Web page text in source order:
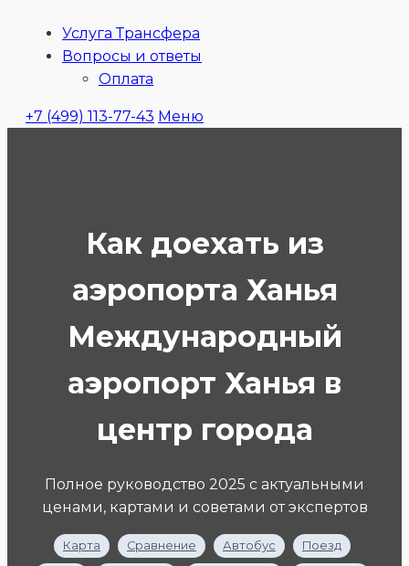
Ubitaxi
Услуга Трансфера
Вопросы и ответы
Оплата
+7 (499) 113-77-43 Меню
Как доехать из
аэропорта Ханья
Международный
аэропорт Ханья в
центр города
Полное руководство 2025 с актуальными
ценами, картами и советами от экспертов
Карта Сравнение Автобус Поезд